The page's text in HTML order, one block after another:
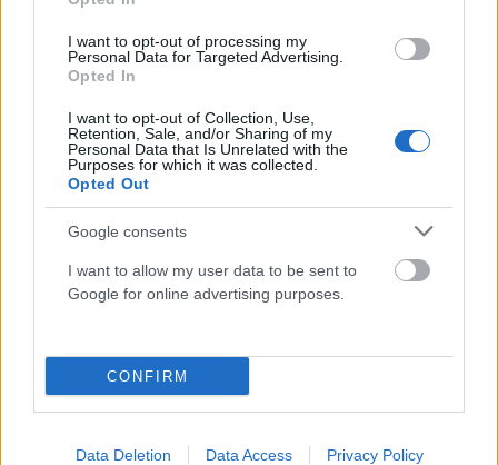
I want to opt-out of processing my
Personal Data for Targeted Advertising.
Opted In
I want to opt-out of Collection, Use,
Retention, Sale, and/or Sharing of my
Personal Data that Is Unrelated with the
Purposes for which it was collected.
Opted Out
Google consents
I want to allow my user data to be sent to
Google for online advertising purposes.
CONFIRM
Data Deletion Data Access Privacy Policy
14 Νοεμβρίου, 2025
ΔΙΑΒΆΣΤΕ ΠΕΡΙΣΣΌΤΕΡΑ